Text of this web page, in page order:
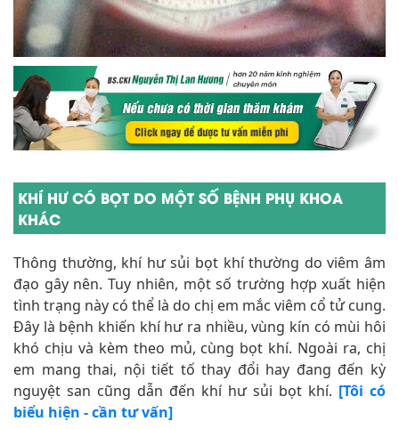
KHÍ HƯ CÓ BỌT DO MỘT SỐ BỆNH PHỤ KHOA
KHÁC
Thông thường, khí hư sủi bọt khí thường do viêm âm
đạo gây nên. Tuy nhiên, một số trường hợp xuất hiện
tình trạng này có thể là do chị em mắc viêm cổ tử cung.
Đây là bệnh khiến khí hư ra nhiều, vùng kín có mùi hôi
khó chịu và kèm theo mủ, cùng bọt khí. Ngoài ra, chị
em mang thai, nội tiết tố thay đổi hay đang đến kỳ
nguyệt san cũng dẫn đến khí hư sủi bọt khí. [Tôi có
biểu hiện - cần tư vấn]